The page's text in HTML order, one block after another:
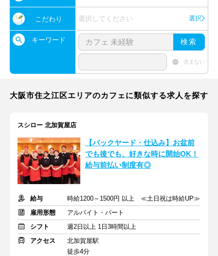
こだわり 選択してください 選択
キーワード 検索
含まない
大阪市住之江区エリアのカフェに類似する求人を探す
スシロー 北加賀屋店
【バックヤード・仕込み】お盆前
でも後でも、好きな時に開始OK！
給与前払い制度有◎
給与
時給1200～1500円 以上 ≪土日祝は時給UP≫
雇用形態
アルバイト・パート
シフト
週2日以上 1日3時間以上
アクセス
北加賀屋駅
徒歩4分